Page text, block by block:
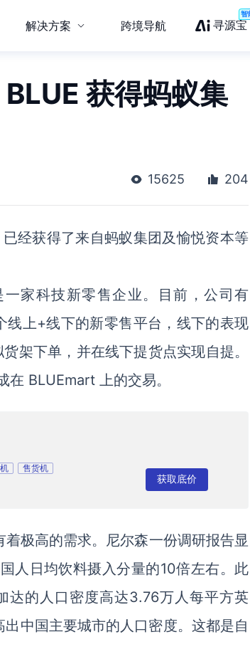
解决方案 跨境导航 寻源宝
智
获得蚂蚁集
15625 204
经获得了来自蚂蚁集团及愉悦资本等
家科技新零售企业。目前，公司有
上+线下的新零售平台，线下的表现
架下单，并在线下提货点实现自提。
BLUEmart 上的交易。
售货机
获取底价
极高的需求。尼尔森一份调研报告显
人日均饮料摄入分量的10倍左右。此
达的人口密度高达3.76万人每平方英
中国主要城市的人口密度。这都是自